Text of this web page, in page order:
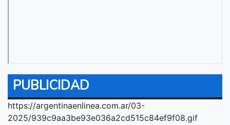
PUBLICIDAD
https://argentinaenlinea.com.ar/03-
2025/939c9aa3be93e036a2cd515c84ef9f08.gif